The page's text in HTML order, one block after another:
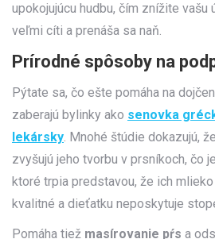
upokojujúcu hudbu, čím znížite vašu
veľmi cíti a prenáša sa naň.
Prírodné spôsoby na
Pýtate sa, čo ešte pomáha na
zaberajú bylinky ako senovka
lekársky. Mnohé štúdie dokazujú,
zvyšujú jeho tvorbu v prsníkoch, čo
ktoré trpia predstavou, že ich
kvalitné a dieťatku neposkytuje
Pomáha tiež masírovanie pŕs a